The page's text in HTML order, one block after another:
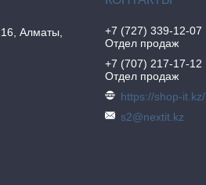
Алматы,
+7 (727) 339-12-07
Отдел продаж
+7 (707) 217-17-12
Отдел продаж
https://shop-it.kz/
s2@nextit.kz